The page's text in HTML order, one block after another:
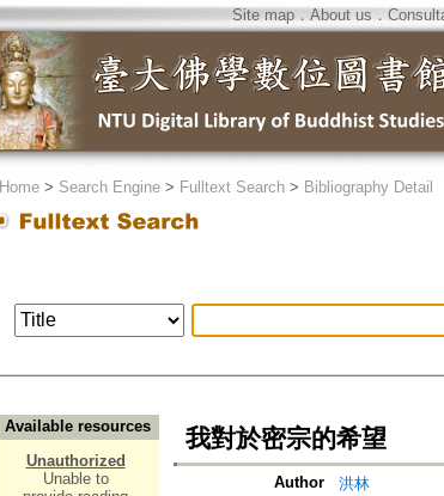
Site map．About us ．
Home> Search Engine> Fulltext Search> Bibliography Detail
Available resources
Unauthorized
Unable to
我對於密宗的希望
Author
洪林